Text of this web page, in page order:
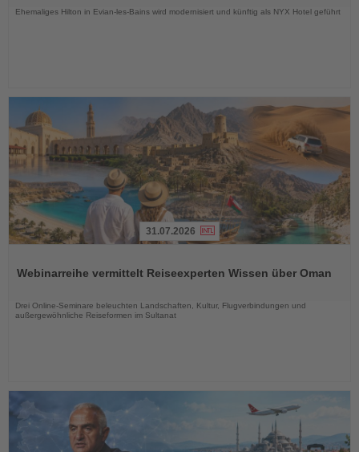
Ehemaliges Hilton in Evian-les-Bains wird modernisiert und künftig als NYX Hotel geführt
die
31.07.2026
Webinarreihe vermittelt Reiseexperten Wissen über Oman
Drei Online-Seminare beleuchten Landschaften, Kultur, Flugverbindungen und
außergewöhnliche Reiseformen im Sultanat